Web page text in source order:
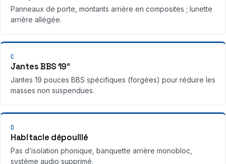
Panneaux de porte, montants arrière en composites ; lunette
arrière allégée.
C
Jantes BBS 19″
Jantes 19 pouces BBS spécifiques (forgées) pour réduire les
masses non suspendues.
D
Habitacle dépouillé
Pas d’isolation phonique, banquette arrière monobloc,
système audio supprimé.